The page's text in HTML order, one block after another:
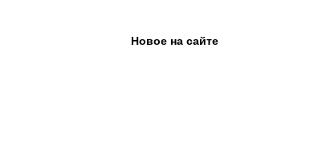
Новое на сайте